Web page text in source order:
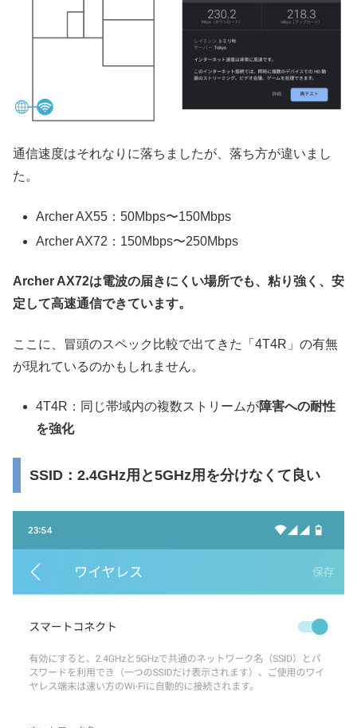
通信速度はそれなりに落ちましたが、落ち方が違いまし
た。
Archer AX55：50Mbps〜150Mbps
Archer AX72：150Mbps〜250Mbps
Archer AX72は電波の届きにくい場所でも、粘り強く、安
定して高速通信できています。
ここに、冒頭のスペック比較で出てきた「4T4R」の有無
が現れているのかもしれません。
4T4R：同じ帯域内の複数ストリームが障害への耐性
を強化
SSID：2.4GHz用と5GHz用を分けなくて良い